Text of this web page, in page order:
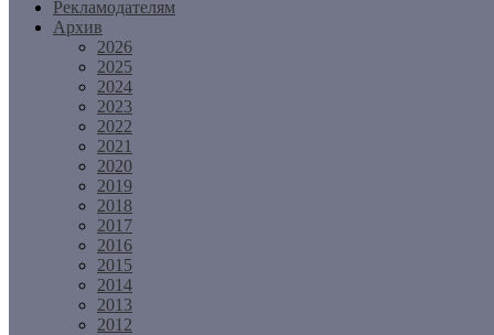
Рекламодателям
Архив
2026
2025
2024
2023
2022
2021
2020
2019
2018
2017
2016
2015
2014
2013
2012